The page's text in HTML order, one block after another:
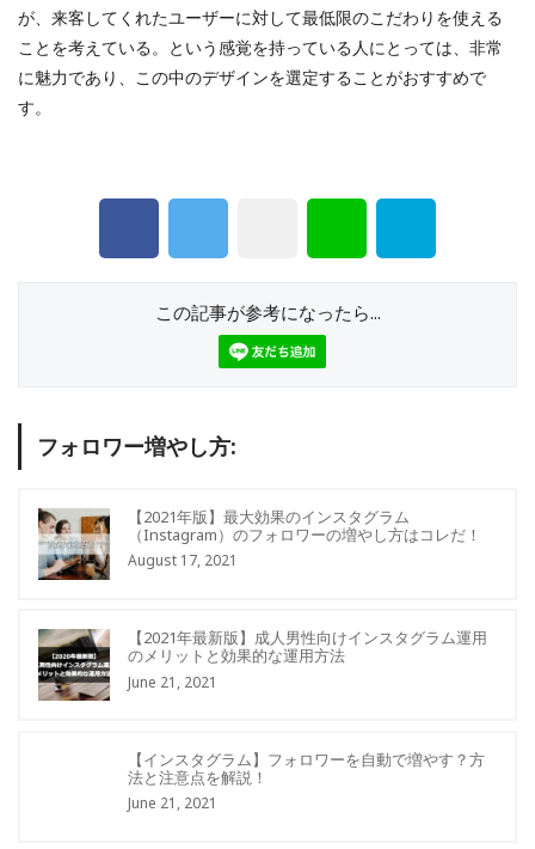
が、来客してくれたユーザーに対して最低限のこだわりを使える
ことを考えている。という感覚を持っている人にとっては、非常
に魅力であり、この中のデザインを選定することがおすすめで
す。
この記事が参考になったら...
フォロワー増やし方:
【2021年版】最大効果のインスタグラム
（Instagram）のフォロワーの増やし方はコレだ！
August 17, 2021
【2021年最新版】成人男性向けインスタグラム運用
のメリットと効果的な運用方法
June 21, 2021
【インスタグラム】フォロワーを自動で増やす？方
法と注意点を解説！
June 21, 2021